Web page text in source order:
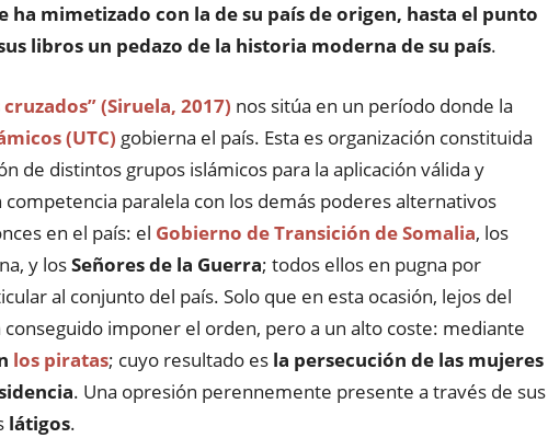
ha mimetizado con la de su país de origen, hasta el punto
libros un pedazo de la historia moderna de su país.
cruzados” (Siruela, 2017) nos sitúa en un período donde la
(UTC) gobierna el país. Esta es organización constituida
de distintos grupos islámicos para la aplicación válida y
competencia paralela con los demás poderes alternativos
en el país: el Gobierno de Transición de Somalia, los
y losSeñores de la Guerra; todos ellos en pugna por
al conjunto del país. Solo que en esta ocasión, lejos del
conseguido imponer el orden, pero a un alto coste: mediante
los piratas; cuyo resultado es la persecución de las mujeres
. Una opresión perennemente presente a través de sus
látigos.